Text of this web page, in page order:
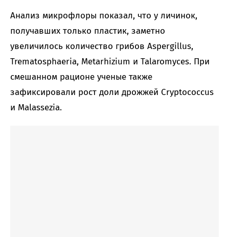
Анализ микрофлоры показал, что у личинок,
получавших только пластик, заметно
увеличилось количество грибов Aspergillus,
Trematosphaeria, Metarhizium и Talaromyces. При
смешанном рационе ученые также
зафиксировали рост доли дрожжей Cryptococcus
и Malassezia.